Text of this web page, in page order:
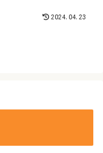
2024.04.23